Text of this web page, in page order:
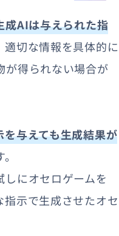
成AIは与えられた指
適切な情報を具体的に
が得られない場合が
を与えても生成結果が
にオセロゲームを
示で生成させたオセ